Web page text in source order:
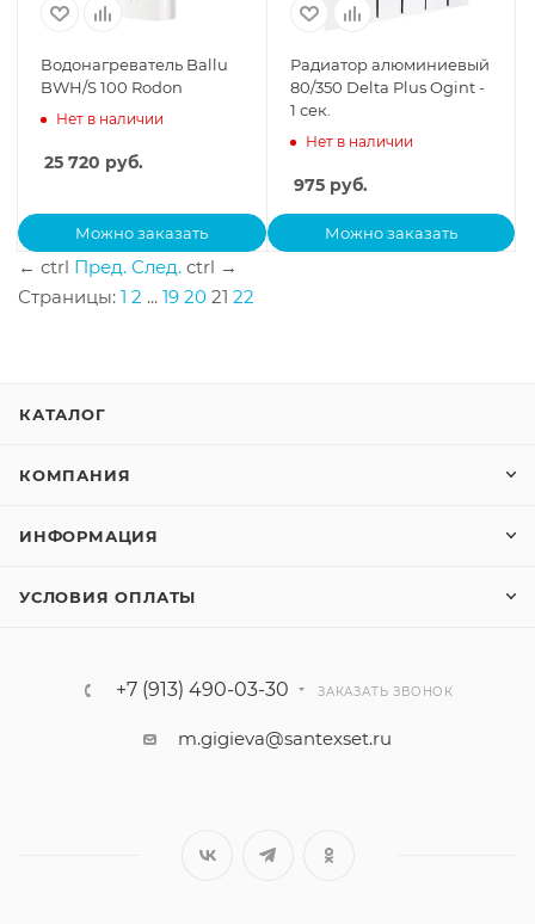
Водонагреватель Ballu
BWH/S 100 Rodon
Нет в наличии
25 720 руб.
Можно заказать
Радиатор алюминиевый
80/350 Delta Plus Ogint -
1 сек.
Нет в наличии
975руб.
Можно заказать
← ctrl Пред. След. ctrl →
Страницы: 1 2 ... 19 20 21 22
КАТАЛОГ
КОМПАНИЯ
ИНФОРМАЦИЯ
УСЛОВИЯ ОПЛАТЫ
+7 (913) 490-03-30 ЗАКАЗАТЬ ЗВОНОК
m.gigieva@santexset.ru